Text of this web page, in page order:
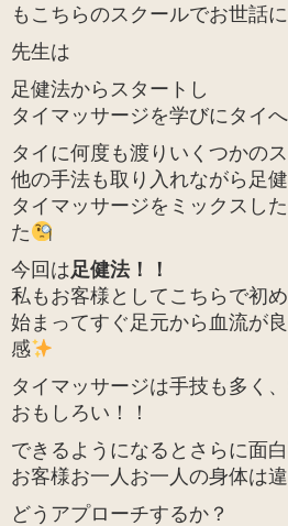
もこちらのスクールでお世話に
先生は
足健法からスタートし
タイマッサージを学びにタイへ
タイに何度も渡りいくつかの
他の手法も取り入れながら足
タイマッサージをミックスし
た
今回は足健法！！
私もお客様としてこちらで初
始まってすぐ足元から血流が
感
タイマッサージは手技も多く
おもしろい！！
できるようになるとさらに面白
お客様お一人お一人の身体は
どうアプローチするか？